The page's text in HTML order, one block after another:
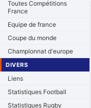
Toutes Compétitions
France
Equipe de france
Coupe du monde
Championnat d'europe
DIVERS
Liens
Statistiques Football
Statistiques Rugby